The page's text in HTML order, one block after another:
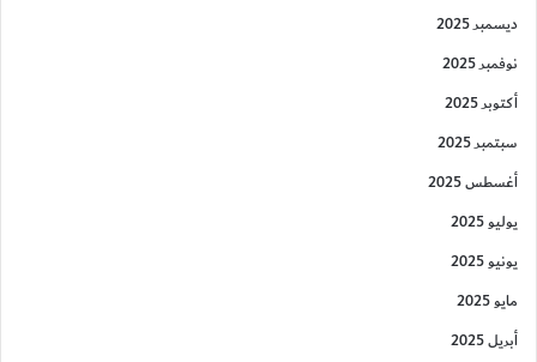
ديسمبر 2025
نوفمبر 2025
أكتوبر 2025
سبتمبر 2025
أغسطس 2025
يوليو 2025
يونيو 2025
مايو 2025
أبريل 2025